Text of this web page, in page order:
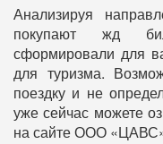
Анализируя
покупают жд
сформировали для
для туризма.
поездку и не
уже сейчас можете
на сайте ООО